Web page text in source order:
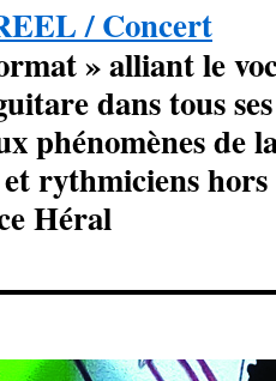
/ Concert
» alliant le
dans tous
phénomènes de
rythmiciens
Héral